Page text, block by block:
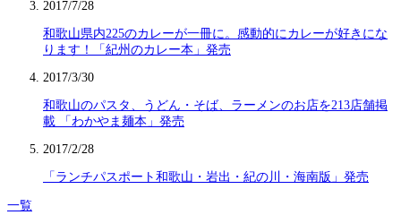
2017/7/28
和歌山県内225のカレーが一冊に。感動的にカレーが好きにな
ります！「紀州のカレー本」発売
2017/3/30
和歌山のパスタ、うどん・そば、ラーメンのお店を213店舗掲
載 「わかやま麺本」発売
2017/2/28
「ランチパスポート和歌山・岩出・紀の川・海南版」発売
一覧